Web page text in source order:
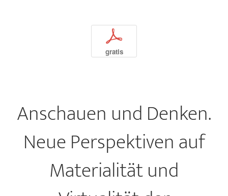
p
gratis
Anschauen und Denken.
Neue Perspektiven auf
Materialität und